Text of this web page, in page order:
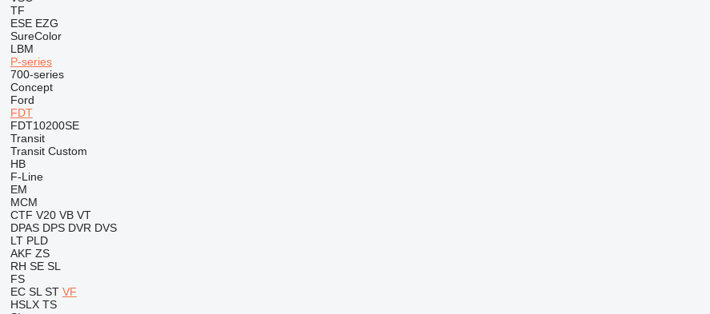
TF
ESE EZG
SureColor
LBM
P-series
700-series
Concept
Ford
FDT
FDT10200SE
Transit
Transit Custom
HB
F-Line
EM
MCM
CTF V20 VB VT
DPAS DPS DVR DVS
LT PLD
AKF ZS
RH SE SL
FS
EC SL ST VF
HSLX TS